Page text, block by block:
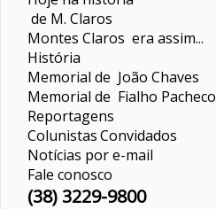
de M. Claros
Montes Claros era assim...
História
Memorial de João Chaves
Memorial de Fialho Pacheco
Reportagens
ColunistasConvidados
Notícias por e-mail
Fale conosco
(38) 3229-9800